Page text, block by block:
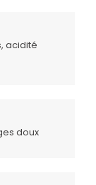
acidité
doux